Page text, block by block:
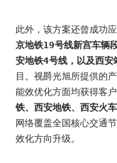
此外，该方案还曾成功
京地铁19号线新宫车辆
安地铁4号线，以及西
目。视爵光旭所提供的
能效优化方面均获得客
铁、西安地铁、西安火
网络覆盖全国核心交通
效化方向升级。